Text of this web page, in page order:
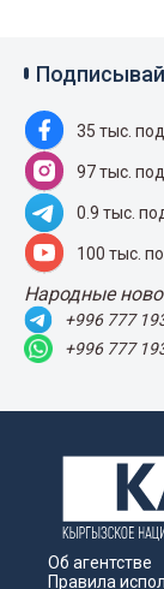
35 тыс.
97 тыс.
0.9 тыс.
100 тыс.
Народные
+996 777
+996 777
Об агентстве
Правила